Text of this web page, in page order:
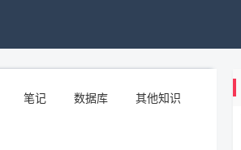
笔记 数据库
其他知识